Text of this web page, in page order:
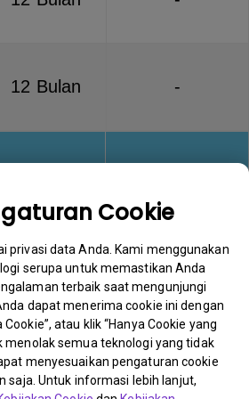
Cookie
privasi data Anda. Kami menggunakan
serupa untuk memastikan Anda
terbaik saat mengunjungi
dapat menerima cookie ini dengan
atau klik “Hanya Cookie yang
menolak semua teknologi yang tidak
menyesuaikan pengaturan cookie
saja. Untuk informasi lebih lanjut,
12 Bulan -
12 Bulan -
12 Bulan -